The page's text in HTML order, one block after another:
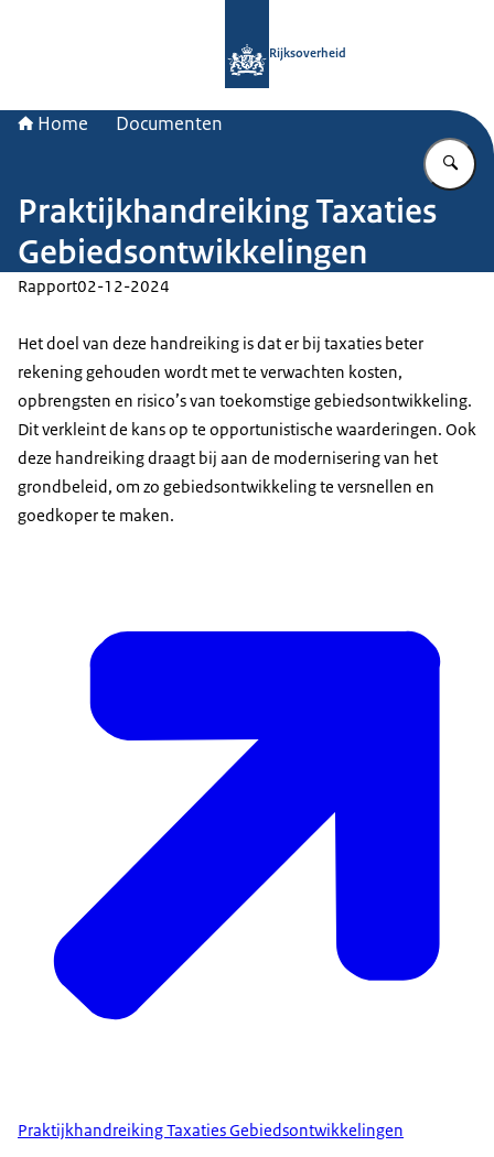
Rijksoverheid
Home Documenten
Praktijkhandreiking Taxaties
Gebiedsontwikkelingen
Rapport02-12-2024
Het doel van deze handreiking is dat er bij taxaties beter
rekening gehouden wordt met te verwachten kosten,
opbrengsten en risico’s van toekomstige gebiedsontwikkeling.
Dit verkleint de kans op te opportunistische waarderingen. Ook
deze handreiking draagt bij aan de modernisering van het
grondbeleid, om zo gebiedsontwikkeling te versnellen en
goedkoper te maken.
Praktijkhandreiking Taxaties Gebiedsontwikkelingen